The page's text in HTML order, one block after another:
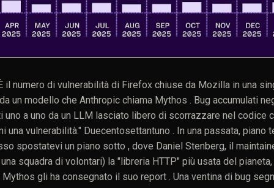
il numero di vulnerabilità di Firefox chiuse da Mozilla in una
un modello che Anthropic chiama Mythos . Bug accumulati
uno a uno da un LLM lasciato libero di scorrazzare nel codice
una vulnerabilità." Duecentosettantuno . In una passata, piano
spostatevi un piano sotto , dove Daniel Stenberg, il
squadra di volontari) la "libreria HTTP" più usata del
gli ha consegnato il suo report . Una ventina di bug